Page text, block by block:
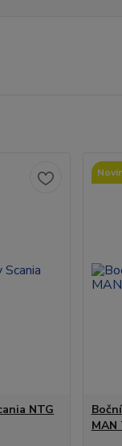
NTG
MAN